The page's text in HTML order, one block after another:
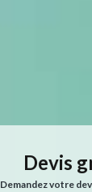
Devis
Demandez votre